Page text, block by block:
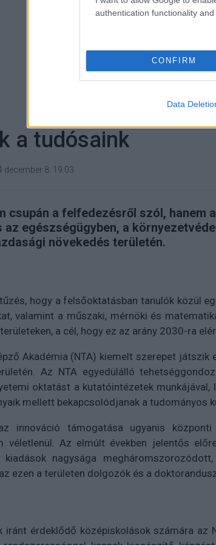
authentication functionality
CONFIRM
Data
Hozzászólások
a tudósaink
december 8. 19:03
csupán a felfedezésről szól, hanem
egészségügyben, a
növekedés területén.
hogy a felsőoktatásban tanulók közül
valamint a műszaki, mérnöki és
a cél, hogy ez az arány 2030-ra
Akadémia (NTA) kiemelt szerepet játszik
Az NTA egyedülálló
oktatást a kutatóintézetek
mellett bekapcsolódjanak a tudományos
innováció támogatása ugyanis
véletlenül. Az elmúlt években jelentős
kiadások nagysága
ezen a területen dolgozók és a
iránt érdeklődő középiskolások számára az